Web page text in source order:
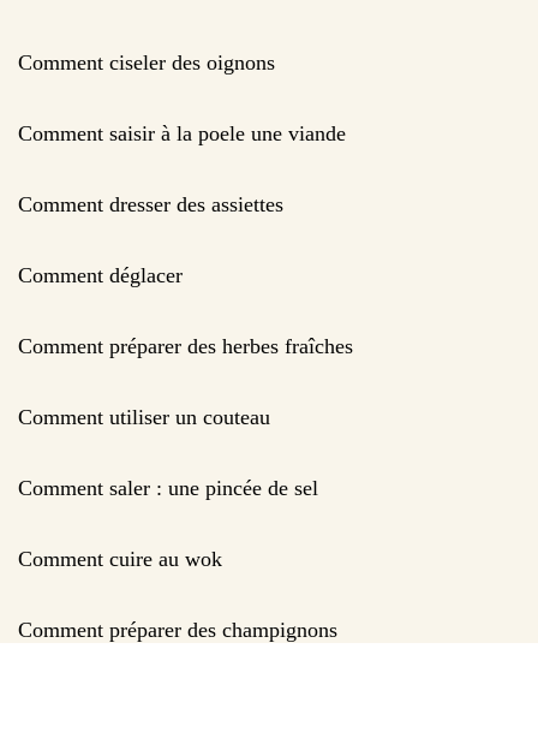
Comment ciseler des oignons
Comment saisir à la poele une viande
Comment dresser des assiettes
Comment déglacer
Comment préparer des herbes fraîches
Comment utiliser un couteau
Comment saler : une pincée de sel
Comment cuire au wok
Comment préparer des champignons